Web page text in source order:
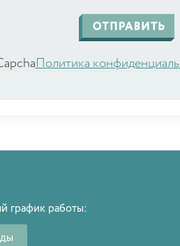
Политика
график работы: